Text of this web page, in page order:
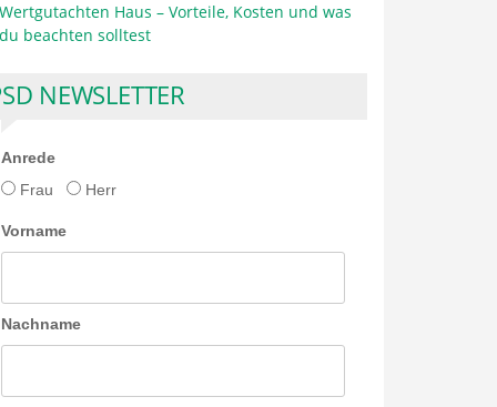
Wertgutachten Haus – Vorteile, Kosten und was
du beachten solltest
NEWSLETTER
Anrede
Frau
Herr
Vorname
Nachname